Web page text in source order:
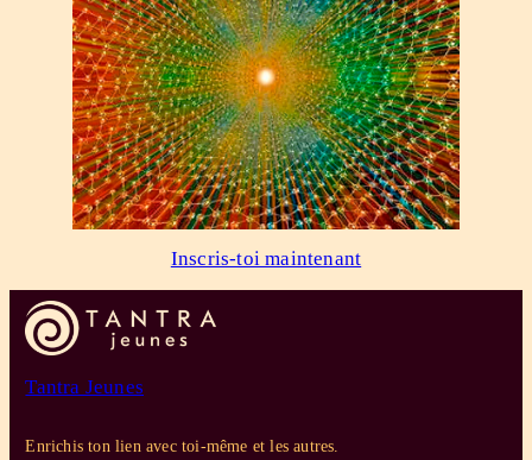
Inscris-toi maintenant
Tantra Jeunes
Enrichis ton lien avec toi-même et les autres.